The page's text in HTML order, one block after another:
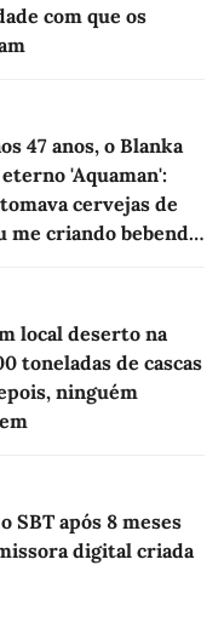
com que os
47 anos, o Blanka
'Aquaman':
cervejas de
me criando bebendo
local deserto na
toneladas de cascas
ninguém
SBT após 8 meses
digital criada